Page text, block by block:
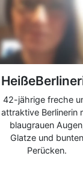
42-jährige freche
attraktive Berlinerin
blaugrauen
Glatze und bunten
Perücken.